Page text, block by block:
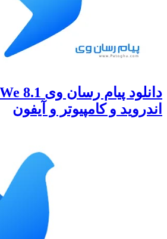
اندروید و کامپیوتر و آیفون